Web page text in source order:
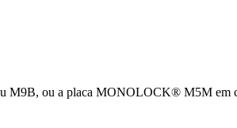
ou a placa MONOLOCK® M5M em